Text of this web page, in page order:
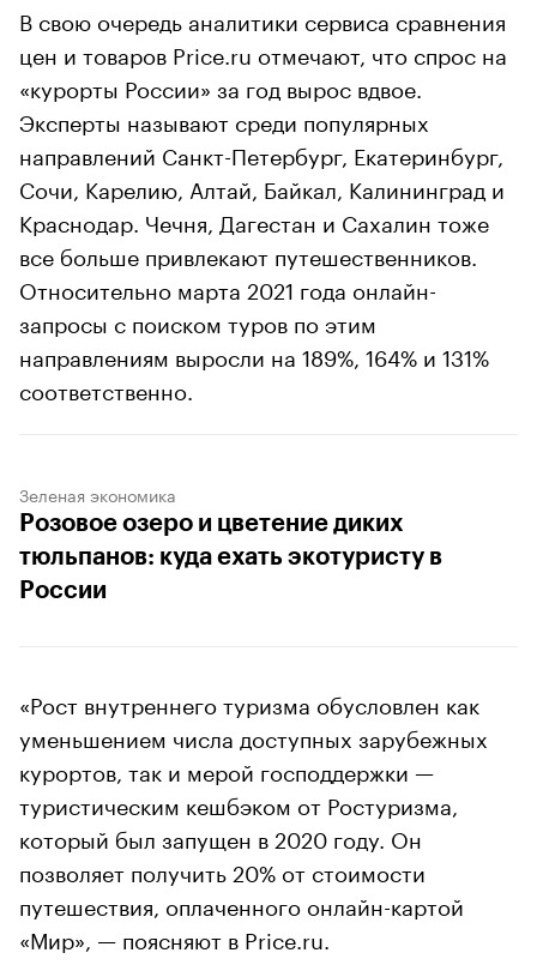
В свою очередь аналитики сервиса сравнения
цен и товаров Price.ru отмечают, что спрос на
«курорты России» за год вырос вдвое.
Эксперты называют среди популярных
направлений Санкт-Петербург, Екатеринбург,
Сочи, Карелию, Алтай, Байкал, Калининград и
Краснодар. Чечня, Дагестан и Сахалин тоже
все больше привлекают путешественников.
Относительно марта 2021 года онлайн-
запросы с поиском туров по этим
направлениям выросли на 189%, 164% и 131%
соответственно.
Зеленая экономика
Розовое озеро и цветение диких
тюльпанов: куда ехать экотуристу в
России
«Рост внутреннего туризма обусловлен как
уменьшением числа доступных зарубежных
курортов, так и мерой господдержки —
туристическим кешбэком от Ростуризма,
который был запущен в 2020 году. Он
позволяет получить 20% от стоимости
путешествия, оплаченного онлайн-картой
«Мир», — поясняют в Price.ru.